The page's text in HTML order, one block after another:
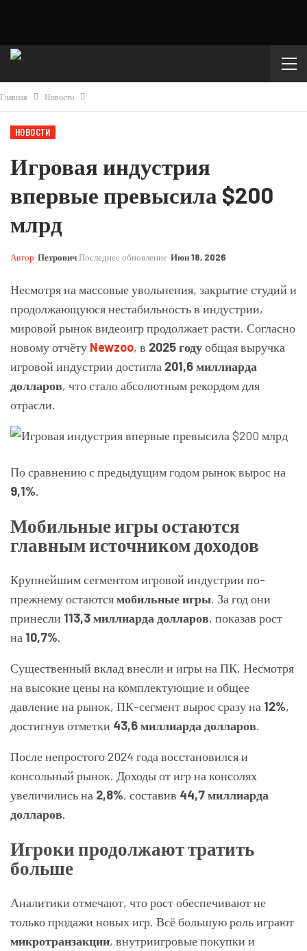
Главная Новости
НОВОСТИ
Игровая индустрия
впервые превысила $200
млрд
Автор ПетровичПоследнее обновление Июн 18, 2026
Несмотря на массовые увольнения, закрытие студий и
продолжающуюся нестабильность в индустрии,
мировой рынок видеоигр продолжает расти. Согласно
новому отчёту Newzoo, в 2025 годуобщая выручка
игровой индустрии достигла 201,6 миллиарда
долларов, что стало абсолютным рекордом для
отрасли.
По сравнению с предыдущим годом рынок вырос на
9,1%.
Мобильные игры остаются
главным источником доходов
Крупнейшим сегментом игровой индустрии по-
прежнему остаютсямобильные игры. За год они
принесли 113,3 миллиарда долларов, показав рост
на 10,7%.
Существенный вклад внесли и игры на ПК. Несмотря
на высокие цены на комплектующие и общее
давление на рынок, ПК-сегмент вырос сразу на 12%,
достигнув отметки 43,6 миллиарда долларов.
После непростого 2024 года восстановился и
консольный рынок. Доходы от игр на консолях
увеличились на 2,8%, составив 44,7 миллиарда
долларов.
Игроки продолжают тратить
больше
Аналитики отмечают, что рост обеспечивают не
только продажи новых игр. Всё большую роль играют
микротранзакции, внутриигровые покупки и